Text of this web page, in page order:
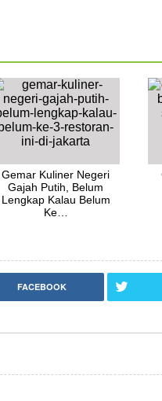
Gemar Kuliner Negeri
Gajah Putih, Belum
Lengkap Kalau Belum
Ke…
FACEBOOK